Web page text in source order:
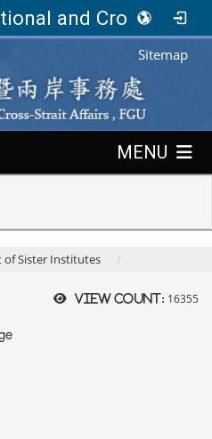
Office of International and Cross-Strait Affairs,FGU
Sitemap
MENU
of Sister Institutes
View count: 16355